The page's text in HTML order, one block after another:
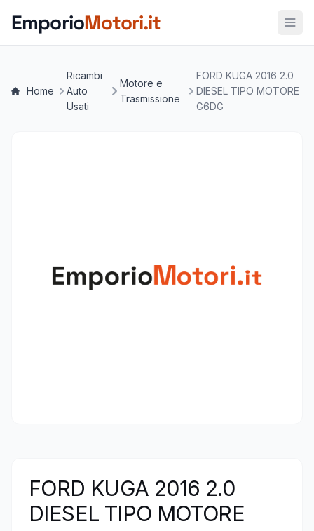
EmporioMotori.it
Home
Ricambi
Auto
Usati
Motore e
Trasmissione
FORD KUGA 2016 2.0
DIESEL TIPO MOTORE
G6DG
FORD KUGA 2016 2.0
DIESEL TIPO MOTORE